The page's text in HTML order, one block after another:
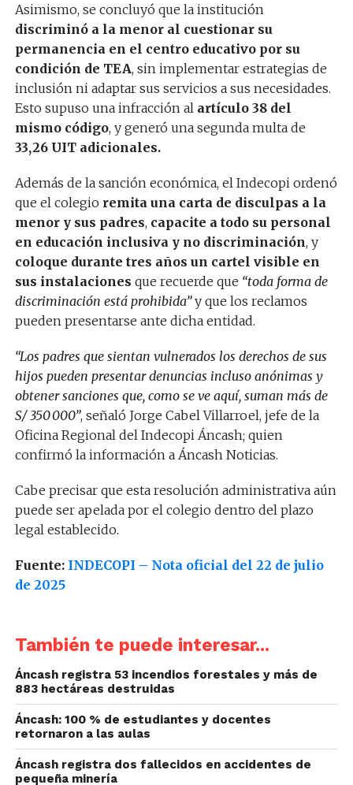
Asimismo, se concluyó que la institución
discriminó a la menor al cuestionar su
permanencia en el centro educativo por su
condición de TEA, sin implementar estrategias de
inclusión ni adaptar sus servicios a sus necesidades.
Esto supuso una infracción al artículo 38 del
mismo código, y generó una segunda multa de
33,26 UIT adicionales.
Además de la sanción económica, el Indecopi ordenó
que el colegio remita una carta de disculpas a la
menor y sus padres, capacite a todo su personal
en educación inclusiva y no discriminación, y
coloque durante tres años un cartel visible en
sus instalaciones que recuerde que “toda forma de
discriminación está prohibida”y que los reclamos
pueden presentarse ante dicha entidad.
“Los padres que sientan vulnerados los derechos de sus
hijos pueden presentar denuncias incluso anónimas y
obtener sanciones que, como se ve aquí, suman más de
S/ 350 000”, señaló Jorge Cabel Villarroel, jefe de la
Oficina Regional del Indecopi Áncash; quien
confirmó la información a Áncash Noticias.
Cabe precisar que esta resolución administrativa aún
puede ser apelada por el colegio dentro del plazo
legal establecido.
Fuente: INDECOPI – Nota oficial del 22 de julio
de 2025
También te puede interesar...
Áncash registra 53 incendios forestales y más de
883 hectáreas destruidas
Áncash: 100 % de estudiantes y docentes
retornaron a las aulas
Áncash registra dos fallecidos en accidentes de
pequeña minería